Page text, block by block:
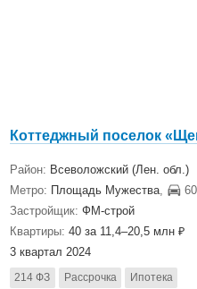
Коттеджный поселок
Район: Всеволожский (Лен. обл.)
Метро: Площадь Мужества,
Застройщик: ФМ-строй
Квартиры: 40 за 11,4–20,5 млн ₽
3 квартал 2024
214 ФЗ
Рассрочка Ипотека